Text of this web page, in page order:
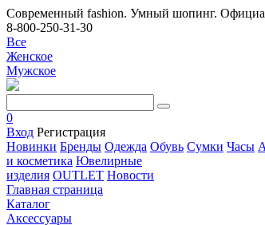
Современный fashion. Умный шопинг.
8-800-250-31-30
Все
Женское
Мужское
0
Вход Регистрация
Новинки Бренды Одежда Обувь Сумки Часы
и косметика Ювелирные
изделия OUTLET Новости
Главная страница
Каталог
Аксессуары